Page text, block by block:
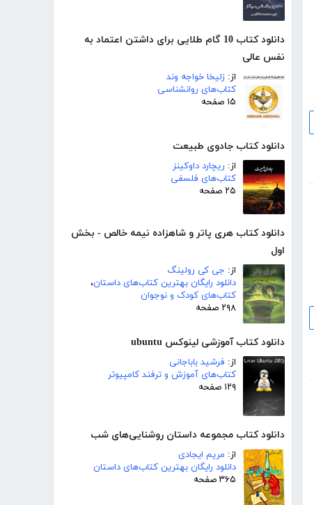
دانلود کتاب 10 گام طلایی برای داشتن اعتماد به
نفس عالی
از: زلیخا خواجه وند
کتاب‌های روانشناسی
۱۵ صفحه
دانلود کتاب جادوی طبیعت
از: ریچارد داوکینز
کتاب‌های فلسفی
۲۵ صفحه
دانلود کتاب هری پاتر و شاهزاده نیمه خالص - بخش
اول
از: جی کی رولینگ
دانلود رایگان بهترین کتاب‌های داستان،
کتاب‌های کودک و نوجوان
۲۹۸ صفحه
دانلود کتاب آموزشی لینوکس ubuntu
از: فرشید باباجانی
کتاب‌های آموزش و ترفند کامپیوتر
۱۲۹ صفحه
دانلود کتاب مجموعه داستان روشنایی‌های شب
از: مریم ایجادی
دانلود رایگان بهترین کتاب‌های داستان
۳۶۵ صفحه